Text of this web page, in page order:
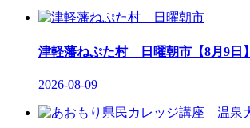
津軽藩ねぷた村 日曜朝市【8月9日】
2026-08-09